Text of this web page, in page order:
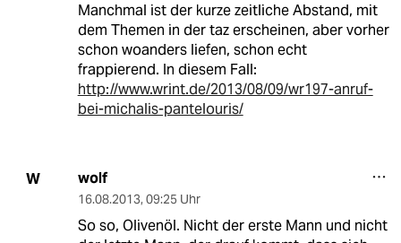
Manchmal ist der kurze zeitliche Abstand, mit
dem Themen in der taz erscheinen, aber vorher
schon woanders liefen, schon echt
frappierend. In diesem Fall:
http://www.wrint.de/2013/08/09/wr197-anruf-
bei-michalis-pantelouris/
W wolf
16.08.2013, 09:25 Uhr
So so, Olivenöl. Nicht der erste Mann und nicht